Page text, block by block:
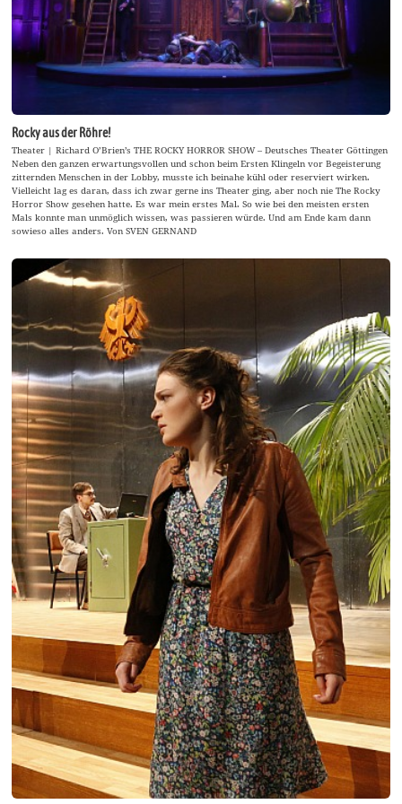
Rocky aus der Röhre!
Theater | Richard O’Brien’s THE ROCKY HORROR SHOW – Deutsches Theater Göttingen
Neben den ganzen erwartungsvollen und schon beim Ersten Klingeln vor Begeisterung
zitternden Menschen in der Lobby, musste ich beinahe kühl oder reserviert wirken.
Vielleicht lag es daran, dass ich zwar gerne ins Theater ging, aber noch nie The Rocky
Horror Show gesehen hatte. Es war mein erstes Mal. So wie bei den meisten ersten
Mals konnte man unmöglich wissen, was passieren würde. Und am Ende kam dann
sowieso alles anders. Von SVEN GERNAND